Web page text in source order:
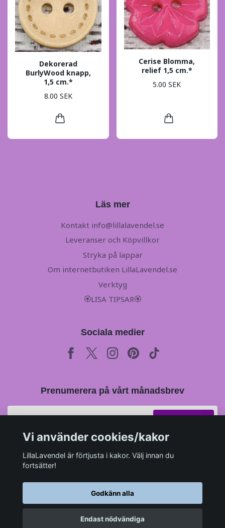
Dekorerad
BurlyWood knapp,
1,5 cm.*
8.00 SEK
Cerise Blomma,
relief 1,5 cm.*
5.00 SEK
Läs mer
Kontakt info@lillalavendel.se
Leveranser och Köpvillkor
Stryka på lappar
Om internetbutiken LillaLavendel.se
Verktyg
🏵LISA TIPSAR🏵
Sociala medier
Prenumerera på vårt månadsbrev
© 2026 LillaLavendel.se–Powered by Quickbutik
Vi använder cookies/kakor
LillaLavendel är förtjusta i kakor. Välj innan du
fortsätter!
Godkänn alla
Endast nödvändiga